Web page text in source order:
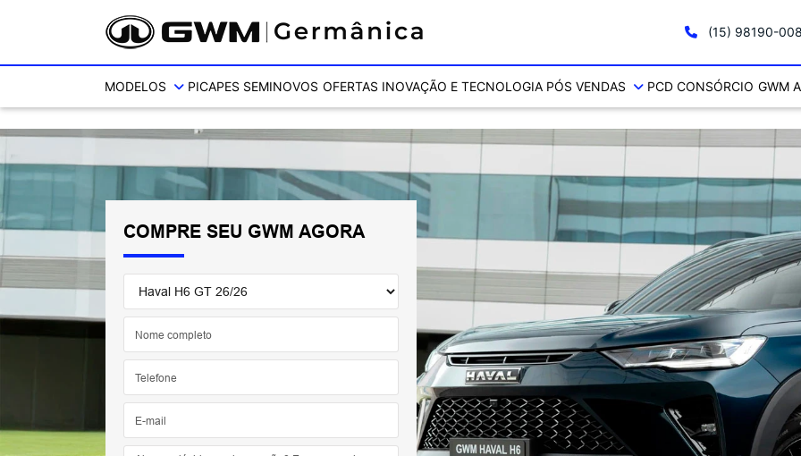
Ativar a compatibilidade com o leitor de tela
(15) 98190-
MODELOS PICAPES SEMINOVOS OFERTAS INOVAÇÃO E TECNOLOGIA PÓS VENDAS PCD CONSÓRCIO GWM
COMPRE SEU GWM AGORA